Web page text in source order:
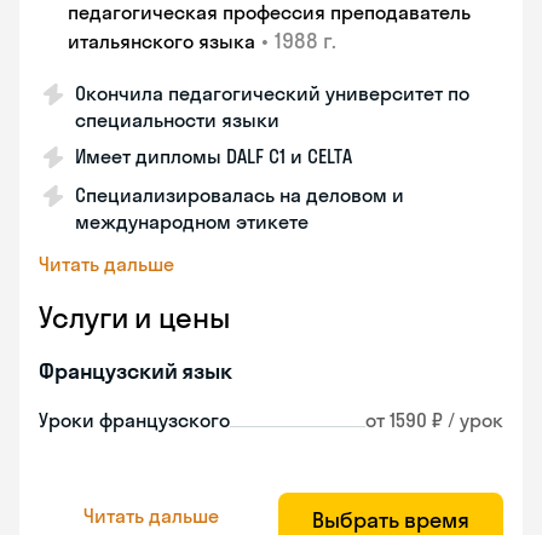
педагогическая профессия преподаватель
итальянского языка • 1988 г.
Окончила педагогический университет по
специальности языки
Имеет дипломы DALF C1 и CELTA
Специализировалась на деловом и
международном этикете
Читать дальше
Услуги и цены
Французский язык
Уроки французского от 1590 ₽ / урок
Читать дальше Выбрать время